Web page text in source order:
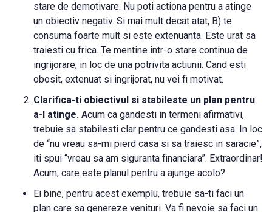
stare de demotivare. Nu poti actiona pentru a atinge
un obiectiv negativ. Si mai mult decat atat, B) te
consuma foarte mult si este extenuanta. Este urat sa
traiesti cu frica. Te mentine intr-o stare continua de
ingrijorare, in loc de una potrivita actiunii. Cand esti
obosit, extenuat si ingrijorat, nu vei fi motivat.
Clarifica-ti obiectivul si stabileste un plan pentru
a-l atinge. Acum ca gandesti in termeni afirmativi,
trebuie sa stabilesti clar pentru ce gandesti asa. In loc
de “nu vreau sa-mi pierd casa si sa traiesc in saracie”,
iti spui “vreau sa am siguranta financiara”. Extraordinar!
Acum, care este planul pentru a ajunge acolo?
Ei bine, pentru acest exemplu, trebuie sa-ti faci un
plan care sa genereze venituri. Va fi nevoie sa faci un